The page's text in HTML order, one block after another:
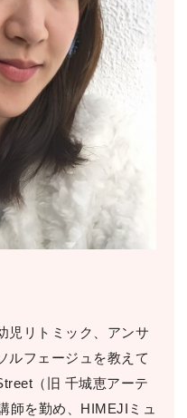
児リトミック、アンサ
ルフェージュを教えて
（旧 千城恵アーテ
師を勤め、HIMEJIミュ